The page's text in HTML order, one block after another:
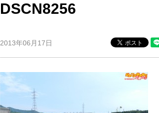
DSCN8256
2013年06月17日